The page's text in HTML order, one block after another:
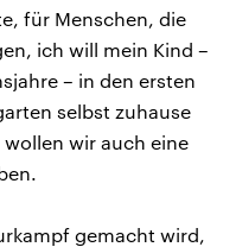
für Menschen, die
ich will mein Kind –
– in den ersten
selbst zuhause
wir auch eine
gemacht wird,